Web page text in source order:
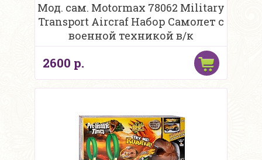
Мод. сам. Motormax 78062 Military
Transport Aircraf Набор Самолет с
военной техникой в/к
2600 р.